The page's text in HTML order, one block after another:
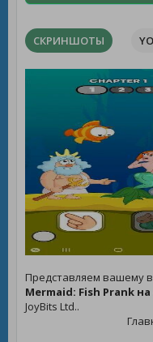
СКРИНШОТЫ
Представляем вашему
Mermaid: Fish Prank
JoyBits Ltd..